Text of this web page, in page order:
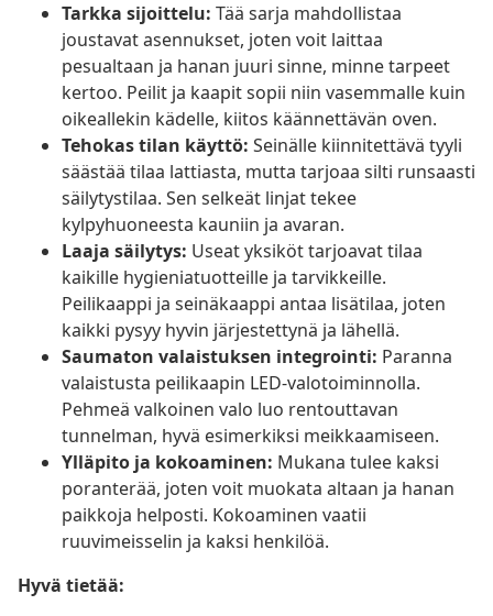
Tarkka sijoittelu: Tää sarja mahdollistaa
joustavat asennukset, joten voit laittaa
pesualtaan ja hanan juuri sinne, minne tarpeet
kertoo. Peilit ja kaapit sopii niin vasemmalle kuin
oikeallekin kädelle, kiitos käännettävän oven.
Tehokas tilan käyttö: Seinälle kiinnitettävä tyyli
säästää tilaa lattiasta, mutta tarjoaa silti runsaasti
säilytystilaa. Sen selkeät linjat tekee
kylpyhuoneesta kauniin ja avaran.
Laaja säilytys: Useat yksiköt tarjoavat tilaa
kaikille hygieniatuotteille ja tarvikkeille.
Peilikaappi ja seinäkaappi antaa lisätilaa, joten
kaikki pysyy hyvin järjestettynä ja lähellä.
Saumaton valaistuksen integrointi: Paranna
valaistusta peilikaapin LED-valotoiminnolla.
Pehmeä valkoinen valo luo rentouttavan
tunnelman, hyvä esimerkiksi meikkaamiseen.
Ylläpito ja kokoaminen: Mukana tulee kaksi
poranterää, joten voit muokata altaan ja hanan
paikkoja helposti. Kokoaminen vaatii
ruuvimeisselin ja kaksi henkilöä.
Hyvä tietää: